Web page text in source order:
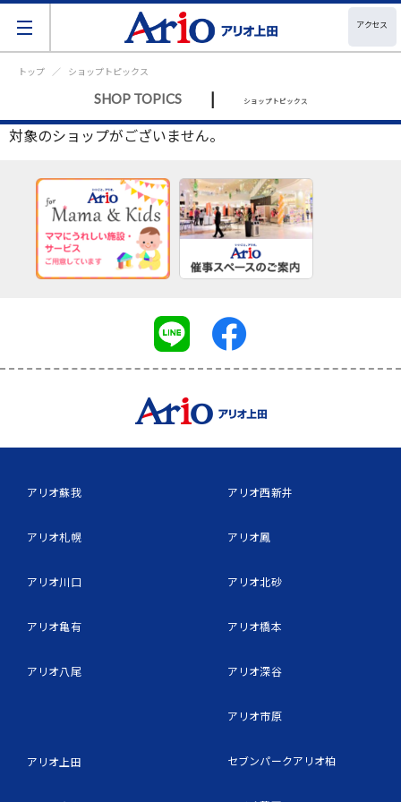
アクセス
トップ ショップトピックス
SHOP TOPICS | ショップトピックス
対象のショップがございません。
アリオ蘇我
アリオ札幌
アリオ川口
アリオ亀有
アリオ八尾
アリオ上田
アリオ西新井
アリオ鳳
アリオ北砂
アリオ橋本
アリオ深谷
アリオ市原
セブンパークアリオ柏